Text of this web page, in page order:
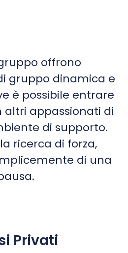
offrono
gruppo dinamica e
è possibile entrare
appassionati di
di supporto.
ricerca di forza,
di una
Privati